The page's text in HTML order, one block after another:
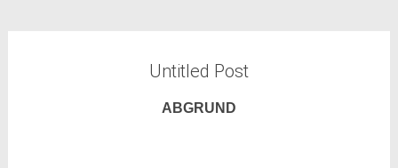
Untitled Post
ABGRUND